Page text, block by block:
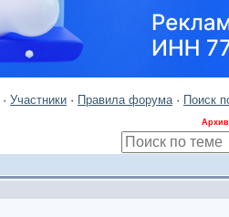
· Участники · Правила форума· Поиск
Архив